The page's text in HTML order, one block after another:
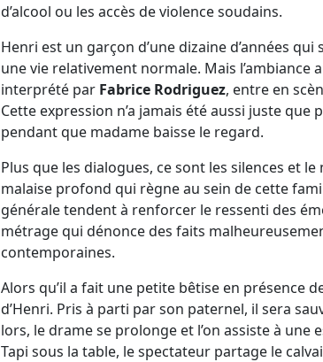
d’alcool ou les accès de violence soudains.
Henri est un garçon d’une dizaine d’années
une vie relativement normale. Mais
interprété par Fabrice Rodriguez, entre en
Cette expression n’a jamais été aussi juste
pendant que madame baisse le regard.
Plus que les dialogues, ce sont les silences et
malaise profond qui règne au sein de cette
générale tendent à renforcer le ressenti des
métrage qui dénonce des faits
contemporaines.
Alors qu’il a fait une petite bêtise en présence
d’Henri. Pris à parti par son paternel, il sera
lors, le drame se prolonge et l’on assiste à une
Tapi sous la table, le spectateur partage le